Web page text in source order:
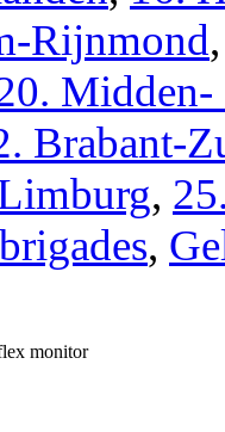
Rijnmond
Midden-
Brabant-
,
,
monitor